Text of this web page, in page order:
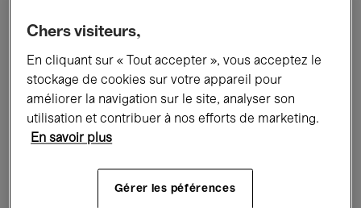
Expositions Films Performances
Rencontres & Débats Jazz
Musique électronique
Chers visiteurs,
En cliquant sur « Tout accepter », vous acceptez le
stockage de cookies sur votre appareil pour
améliorer la navigation sur le site, analyser son
utilisation et contribuer à nos efforts de marketing.
En savoir plus
Gérer les péférences